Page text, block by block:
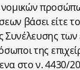
βάσει είτε
Συνέλευσης
της
στο ν. 4430/